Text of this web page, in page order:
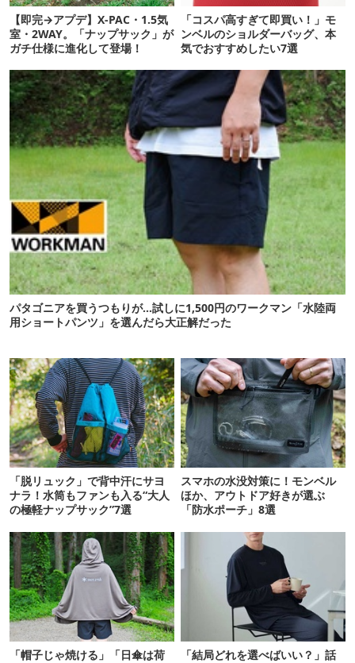
【即完→アプデ】X-PAC・1.5気
室・2WAY。「ナップサック」が
ガチ仕様に進化して登場！
「コスパ高すぎて即買い！」モ
ンベルのショルダーバッグ、本
気でおすすめしたい7選
パタゴニアを買うつもりが…試しに1,500円のワークマン「水陸両
用ショートパンツ」を選んだら大正解だった
「脱リュック」で背中汗にサヨ
ナラ！水筒もファンも入る“大人
の極軽ナップサック”7選
スマホの水没対策に！モンベル
ほか、アウトドア好きが選ぶ
「防水ポーチ」8選
「帽子じゃ焼ける」「日傘は荷
「結局どれを選べばいい？」話